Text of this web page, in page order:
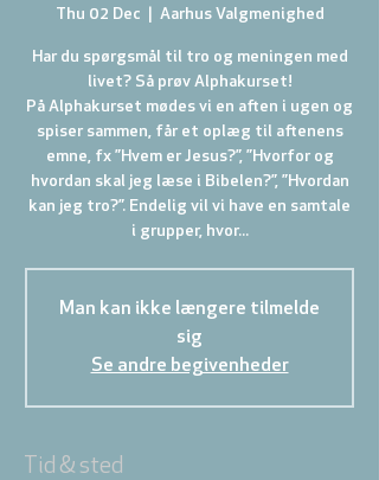
Thu 02 Dec Aarhus Valgmenighed
Har du spørgsmål til tro og meningen med
livet? Så prøv Alphakurset!
På Alphakurset mødes vi en aften i ugen og
spiser sammen, får et oplæg til aftenens
emne, fx ”Hvem er Jesus?”, ”Hvorfor og
hvordan skal jeg læse i Bibelen?”, ”Hvordan
kan jeg tro?”. Endelig vil vi have en samtale
i grupper, hvor...
Man kan ikke længere tilmelde
sig
Se andre begivenheder
Tid & sted